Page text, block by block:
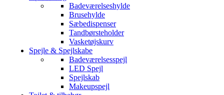
Badeværelseshylde
Brusehylde
Sæbedispenser
Tandbørsteholder
Vasketøjskurv
Spejle & Spejlskabe
Badeværelsesspejl
LED Spejl
Spejlskab
Makeupspejl